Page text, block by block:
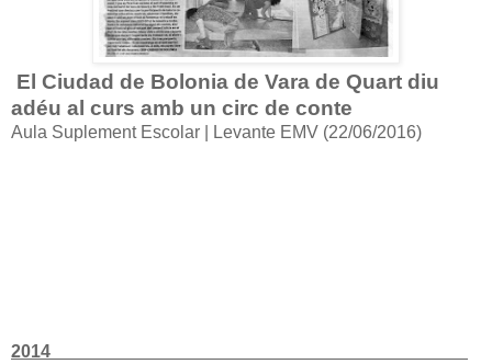
El Ciudad de Bolonia de Vara de Quart diu
adéu al curs amb un circ de conte
Aula Suplement Escolar | Levante EMV (22/06/2016)
2014